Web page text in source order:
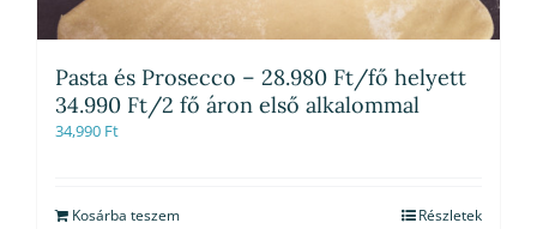
Pasta és Prosecco – 28.980 Ft/fő helyett
34.990 Ft/2 fő áron első alkalommal
34,990 Ft
Kosárba teszem Részletek